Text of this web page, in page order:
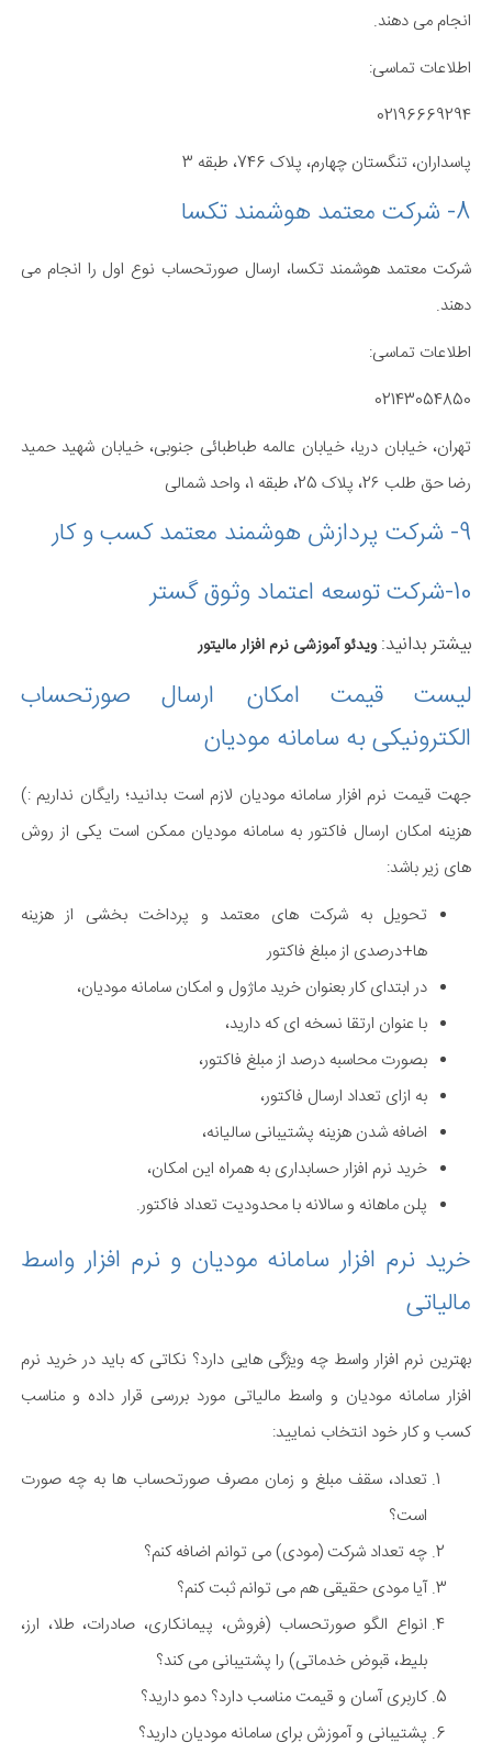
انجام می دهند.
اطلاعات تماسی:
02196669294
پاسداران، تنگستان چهارم، پلاک 746، طبقه 3
8- شرکت معتمد هوشمند تکسا
شرکت معتمد هوشمند تکسا، ارسال صورتحساب نوع اول را انجام می
دهند.
اطلاعات تماسی:
02143054850
تهران، خیابان دریا، خیابان عالمه طباطبائی جنوبی، خیابان شهید حمید
رضا حق طلب 2٦، پلاک 25، طبقه 1، واحد شمالی
9- شرکت پردازش هوشمند معتمد کسب و کار
10- شرکت توسعه اعتماد وثوق گستر
بیشتر بدانید: ویدئو آموزشی نرم افزار مالیتور
لیست قیمت امکان ارسال صورتحساب
الکترونیکی به سامانه مودیان
جهت قیمت نرم افزار سامانه مودیان لازم است بدانید؛ رایگان نداریم :)
هزینه امکان ارسال فاکتور به سامانه مودیان ممکن است یکی از روش
های زیر باشد:
تحویل به شرکت های معتمد و پرداخت بخشی از هزینه
ها+درصدی از مبلغ فاکتور
در ابتدای کار بعنوان خرید ماژول و امکان سامانه مودیان،
با عنوان ارتقا نسخه ای که دارید،
بصورت محاسبه درصد از مبلغ فاکتور،
به ازای تعداد ارسال فاکتور،
اضافه شدن هزینه پشتیبانی سالیانه،
خرید نرم افزار حسابداری به همراه این امکان،
پلن ماهانه و سالانه با محدودیت تعداد فاکتور.
خرید نرم افزار سامانه مودیان و نرم افزار واسط
مالیاتی
بهترین نرم افزار واسط چه ویژگی هایی دارد؟ نکاتی که باید در خرید نرم
افزار سامانه مودیان و واسط مالیاتی مورد بررسی قرار داده و مناسب
کسب و کار خود انتخاب نمایید:
تعداد، سقف مبلغ و زمان مصرف صورتحساب ها به چه صورت
است؟
چه تعداد شرکت (مودی) می توانم اضافه کنم؟
آیا مودی حقیقی هم می توانم ثبت کنم؟
انواع الگو صورتحساب (فروش، پیمانکاری، صادرات، طلا، ارز،
بلیط، قبوض خدماتی) را پشتیبانی می کند؟
کاربری آسان و قیمت مناسب دارد؟ دمو دارید؟
پشتیبانی و آموزش برای سامانه مودیان دارید؟